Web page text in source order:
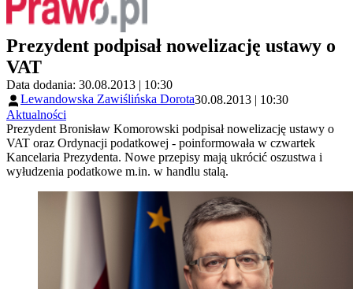
Prezydent podpisał nowelizację ustawy o
VAT
Data dodania: 30.08.2013 | 10:30
Lewandowska Zawiślińska Dorota30.08.2013 | 10:30
Aktualności
Prezydent Bronisław Komorowski podpisał nowelizację ustawy o
VAT oraz Ordynacji podatkowej - poinformowała w czwartek
Kancelaria Prezydenta. Nowe przepisy mają ukrócić oszustwa i
wyłudzenia podatkowe m.in. w handlu stalą.